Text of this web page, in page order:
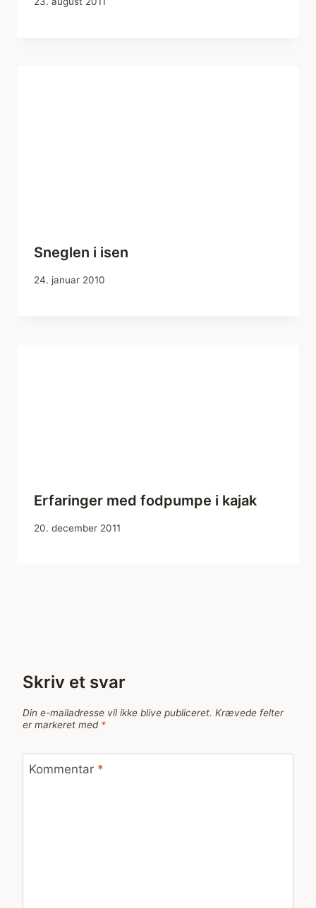
Sneglen i isen
24. januar 2010
Erfaringer med fodpumpe i kajak
20. december 2011
Skriv et svar
Din e-mailadresse vil ikke blive publiceret. Krævede felter
er markeret med *
Kommentar *